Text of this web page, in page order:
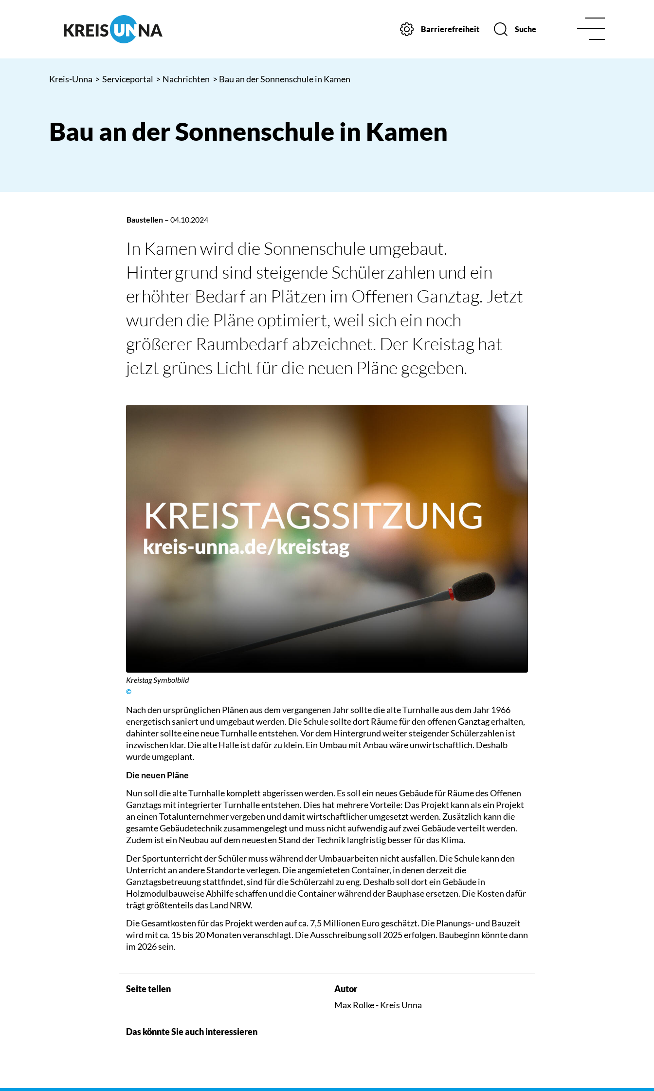
Barrierefreiheit Suche
Kreis-Unna > Serviceportal > Nachrichten > Bau an der Sonnenschule in Kamen
Bau an der Sonnenschule in Kamen
Baustellen – 04.10.2024
In Kamen wird die Sonnenschule umgebaut.
Hintergrund sind steigende Schülerzahlen und ein
erhöhter Bedarf an Plätzen im Offenen Ganztag. Jetzt
wurden die Pläne optimiert, weil sich ein noch
größerer Raumbedarf abzeichnet. Der Kreistag hat
jetzt grünes Licht für die neuen Pläne gegeben.
Kreistag Symbolbild
©
Nach den ursprünglichen Plänen aus dem vergangenen Jahr sollte die alte Turnhalle aus dem Jahr 1966
energetisch saniert und umgebaut werden. Die Schule sollte dort Räume für den offenen Ganztag erhalten,
dahinter sollte eine neue Turnhalle entstehen. Vor dem Hintergrund weiter steigender Schülerzahlen ist
inzwischen klar. Die alte Halle ist dafür zu klein. Ein Umbau mit Anbau wäre unwirtschaftlich. Deshalb
wurde umgeplant.
Die neuen Pläne
Nun soll die alte Turnhalle komplett abgerissen werden. Es soll ein neues Gebäude für Räume des Offenen
Ganztags mit integrierter Turnhalle entstehen. Dies hat mehrere Vorteile: Das Projekt kann als ein Projekt
an einen Totalunternehmer vergeben und damit wirtschaftlicher umgesetzt werden. Zusätzlich kann die
gesamte Gebäudetechnik zusammengelegt und muss nicht aufwendig auf zwei Gebäude verteilt werden.
Zudem ist ein Neubau auf dem neuesten Stand der Technik langfristig besser für das Klima.
Der Sportunterricht der Schüler muss während der Umbauarbeiten nicht ausfallen. Die Schule kann den
Unterricht an andere Standorte verlegen. Die angemieteten Container, in denen derzeit die
Ganztagsbetreuung stattfindet, sind für die Schülerzahl zu eng. Deshalb soll dort ein Gebäude in
Holzmodulbauweise Abhilfe schaffen und die Container während der Bauphase ersetzen. Die Kosten dafür
trägt größtenteils das Land NRW.
Die Gesamtkosten für das Projekt werden auf ca. 7,5 Millionen Euro geschätzt. Die Planungs- und Bauzeit
wird mit ca. 15 bis 20 Monaten veranschlagt. Die Ausschreibung soll 2025 erfolgen. Baubeginn könnte dann
im 2026 sein.
Seite teilen
Autor
Max Rolke - Kreis Unna
Das könnte Sie auch interessieren